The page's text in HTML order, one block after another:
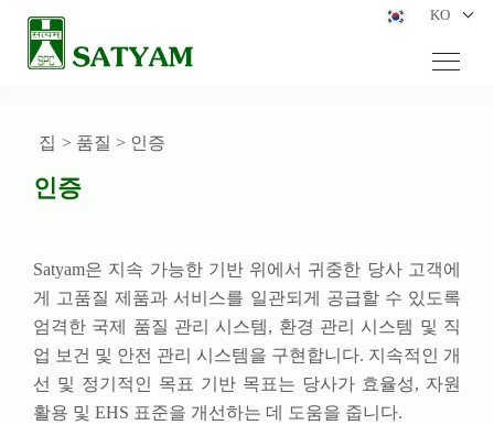
KO
집 > 품질 > 인증
인증
Satyam은 지속 가능한 기반 위에서 귀중한 당사 고객에
게 고품질 제품과 서비스를 일관되게 공급할 수 있도록
엄격한 국제 품질 관리 시스템, 환경 관리 시스템 및 직
업 보건 및 안전 관리 시스템을 구현합니다. 지속적인 개
선 및 정기적인 목표 기반 목표는 당사가 효율성, 자원
활용 및 EHS 표준을 개선하는 데 도움을 줍니다.